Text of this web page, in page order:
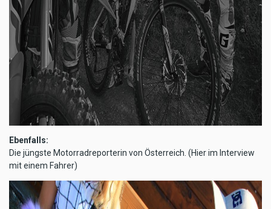
Ebenfalls:
Die jüngste Motorradreporterin von Österreich. (Hier im Interview
mit einem Fahrer)